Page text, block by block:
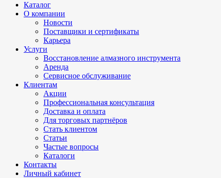
Каталог
О компании
Новости
Поставщики и сертификаты
Карьера
Услуги
Восстановление алмазного инструмента
Аренда
Сервисное обслуживание
Клиентам
Акции
Профессиональная консультация
Доставка и оплата
Для торговых партнёров
Стать клиентом
Статьи
Частые вопросы
Каталоги
Контакты
Личный кабинет